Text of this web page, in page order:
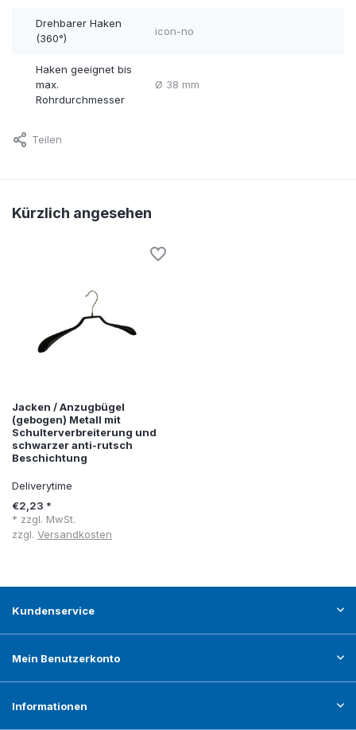
Drehbarer Haken
(360°)
icon-no
Haken geeignet bis
max.
Rohrdurchmesser
Ø 38 mm
Teilen
Kürzlich angesehen
Jacken / Anzugbügel
(gebogen) Metall mit
Schulterverbreiterung und
schwarzer anti-rutsch
Beschichtung
Deliverytime
€2,23 *
* zzgl. MwSt.
zzgl. Versandkosten
Kundenservice
Mein Benutzerkonto
Informationen